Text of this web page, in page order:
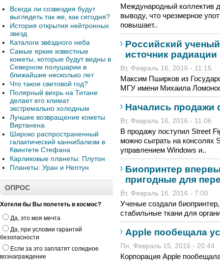
Всегда ли созвездия будут
выглядеть так же, как сегодня?
История открытия нейтронных
звезд
Каталоги звёздного неба
Самые яркие известные
кометы, которые будут видны в
Северном полушарии в
ближайшие несколько лет
Что такое световой год?
Полярный вихрь на Титане
делает его климат
экстремально холодным
Лучшее возвращение кометы
Виртанена
Широко распространенный
галактический каннибализм в
Квинтете Стефана
Карликовые планеты: Плутон
Планеты: Уран и Нептун
ОПРОС
Хотели бы Вы полететь в космос?
Да, это моя мечта
Да, при условии гарантий
безопасности
Если за это заплатят солидное
вознаграждение
Международный коллектив
выводу, что чрезмерное
повышает..
Российский
источник радиации
Вт, Февраль 16, 2016 - 11:15
Максим Пширков из
МГУ имени Михаила
Начались продажи
Вт, Февраль 16, 2016 - 11:06
В продажу поступил Street
можно сыграть на консолях
управлением Windows и..
Биопринтер
пригодные для
Вт, Февраль 16, 2016 - 7:00
Ученые создали
стабильные ткани для
Apple пообещала
Пн, Февраль 15, 2016 - 20:44
Корпорация Apple